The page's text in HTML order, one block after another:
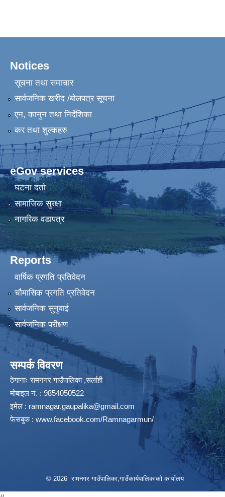
Notices
सूचना तथा समाचार
सार्वजनिक खरीद /बोलपत्र सूचना
एन, कानुन तथा निर्देशिका
कर तथा शुल्कहरु
eGov services
घटना दर्ता
सामाजिक सुरक्षा
नागरिक वडापत्र
Reports
वार्षिक प्रगति प्रतिवेदन
चौमासिक प्रगति प्रतिवेदन
सार्वजनिक सुनुवाई
सार्वजनिक परीक्षण
सम्पर्क विवरण
ठेगानाः रामनगर गाउँपालिका ,सर्लाही
माेबाइल न‌ं. : 9854050522
इमेल : ramnagar.gaupalika@gmail.com
फेसबुक : www.facebook.com/Ramnagarmun/
© 2026 रामनगर गाउँपालिका,गाउँकार्यपालिकाको कार्यालय